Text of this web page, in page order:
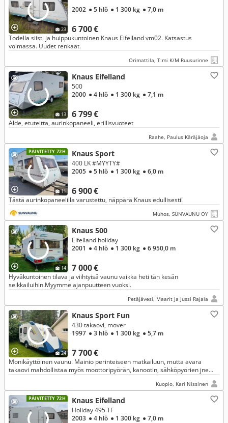
23 6 700 €
2002 ● 5 hlö ● 1 300 kg ● 7,0 m
Todella siisti ja huippukuntoinen Knaus Eifelland vm02. Katsastus
voimassa. Uudet renkaat.
Orimattila, T:mi K/M Ruusurinne
13
Knaus Eifelland
6 799 €
500
2000 ● 4 hlö ● 1 300 kg ● 7,1 m
Alde, etuteltta, aurinkopaneeli, erillisvuoteet
Raahe, Paulus Käräjäoja
PÄIVITETTY 72H
11
Knaus Sport
6 900 €
400 LK #MYYTY#
2005 ● 5 hlö ● 1 300 kg ● 6,0 m
Tästä aurinkopaneelilla varustettu, näppärä Knaus edullisesti!
Muhos, SUNVAUNU OY
14
Knaus 500
7 000 €
Eifelland holiday
2001 ● 4 hlö ● 1 300 kg ● 6 950,0 m
Hyväkuntoinen tilava ja viihtyisä vaunu vaikka heti tän kesän
seikkailuihin.Myymme ajanpuutteen vuoksi.
Petäjävesi, Maarit Ja Jussi Rajala
24
Knaus Sport Fun
7 700 €
430 takaovi, mover
1997 ● 3 hlö ● 1 300 kg ● 5,7 m
Monikäyttöinen vaunu. Mainio perinteiseen matkailuun, mutta avara
takaovi mahdollistaa myös moottoripyörän, kanootin, sähköpyörien jne
Kuopio, Kari Nissinen
PÄIVITETTY 72H Knaus Eifelland
Holiday 495 TF
2003 ● 4 hlö ● 1 300 kg ● 7,0 m